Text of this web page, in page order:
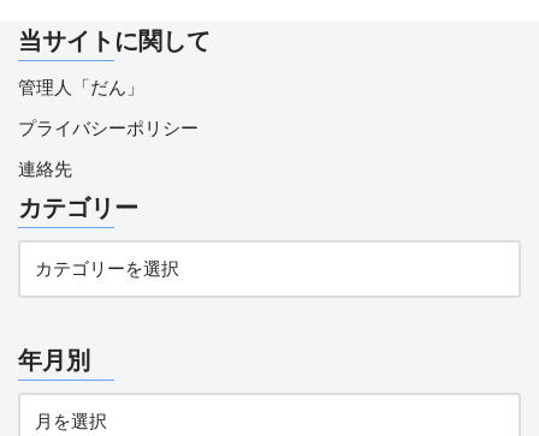
当サイトに関して
管理人「だん」
プライバシーポリシー
連絡先
カテゴリー
年月別